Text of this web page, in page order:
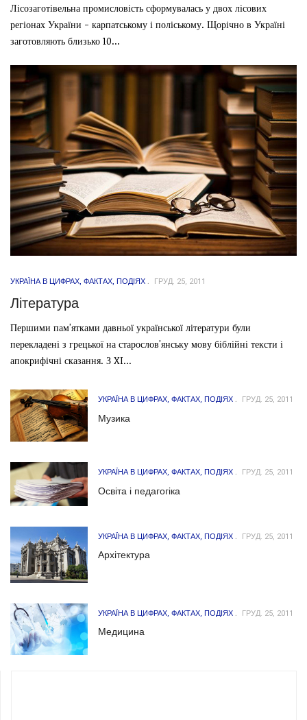
Лісозаготівельна промисловість сформувалась у двох лісових
регіонах України - карпатському і поліському. Щорічно в Україні
заготовляють близько 10...
УКРАЇНА В ЦИФРАХ, ФАКТАХ, ПОДІЯХ ГРУД. 25, 2011
Література
Першими пам'ятками давньої української літератури були
перекладені з грецької на старослов'янську мову біблійні тексти і
апокрифічні сказання. З XI...
УКРАЇНА В ЦИФРАХ, ФАКТАХ, ПОДІЯХ ГРУД. 25, 2011
Музика
УКРАЇНА В ЦИФРАХ, ФАКТАХ, ПОДІЯХ ГРУД. 25, 2011
Освіта і педагогіка
УКРАЇНА В ЦИФРАХ, ФАКТАХ, ПОДІЯХ ГРУД. 25, 2011
Архітектура
УКРАЇНА В ЦИФРАХ, ФАКТАХ, ПОДІЯХ ГРУД. 25, 2011
Медицина